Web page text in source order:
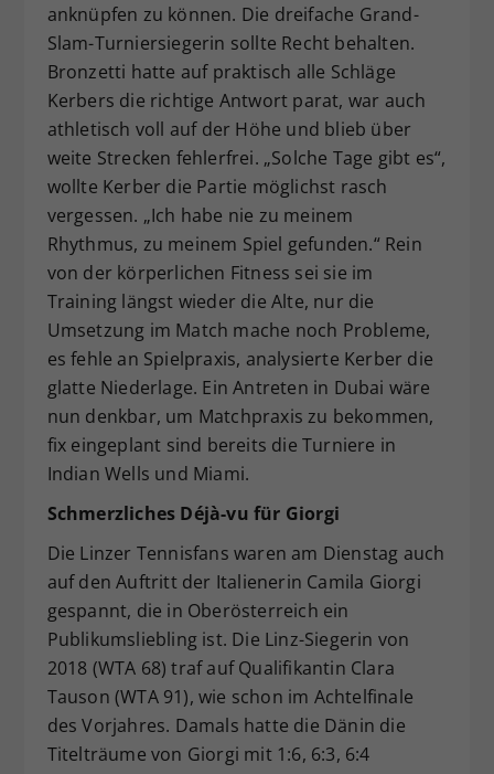
anknüpfen zu können. Die dreifache Grand-
Slam-Turniersiegerin sollte Recht behalten.
Bronzetti hatte auf praktisch alle Schläge
Kerbers die richtige Antwort parat, war auch
athletisch voll auf der Höhe und blieb über
weite Strecken fehlerfrei. „Solche Tage gibt es“,
wollte Kerber die Partie möglichst rasch
vergessen. „Ich habe nie zu meinem
Rhythmus, zu meinem Spiel gefunden.“ Rein
von der körperlichen Fitness sei sie im
Training längst wieder die Alte, nur die
Umsetzung im Match mache noch Probleme,
es fehle an Spielpraxis, analysierte Kerber die
glatte Niederlage. Ein Antreten in Dubai wäre
nun denkbar, um Matchpraxis zu bekommen,
fix eingeplant sind bereits die Turniere in
Indian Wells und Miami.
Schmerzliches Déjà-vu für Giorgi
Die Linzer Tennisfans waren am Dienstag auch
auf den Auftritt der Italienerin Camila Giorgi
gespannt, die in Oberösterreich ein
Publikumsliebling ist. Die Linz-Siegerin von
2018 (WTA 68) traf auf Qualifikantin Clara
Tauson (WTA 91), wie schon im Achtelfinale
des Vorjahres. Damals hatte die Dänin die
Titelträume von Giorgi mit 1:6, 6:3, 6:4